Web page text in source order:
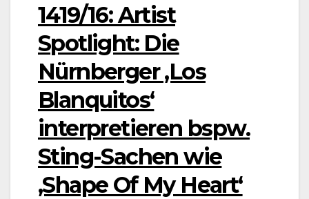
1419/16: Artist
Spotlight: Die
Nürnberger ‚Los
Blanquitos‘
interpretieren bspw.
Sting-Sachen wie
‚Shape Of My Heart‘